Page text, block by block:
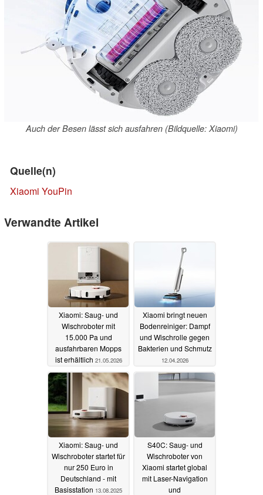
Auch der Besen lässt sich ausfahren (Bildquelle: Xiaomi)
Quelle(n)
Xiaomi YouPin
Verwandte Artikel
Xiaomi: Saug- und
Wischroboter mit
15.000 Pa und
ausfahrbaren Mopps
ist erhältlich 21.05.2026
Xiaomi bringt neuen
Bodenreiniger: Dampf
und Wischrolle gegen
Bakterien und Schmutz
12.04.2026
Xiaomi: Saug- und
Wischroboter startet für
nur 250 Euro in
Deutschland - mit
Basisstation 13.08.2025
S40C: Saug- und
Wischroboter von
Xiaomi startet global
mit Laser-Navigation
und